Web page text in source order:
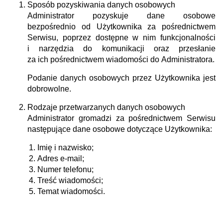
Sposób pozyskiwania danych osobowych
Administrator pozyskuje dane osobowe
bezpośrednio od Użytkownika za pośrednictwem
Serwisu, poprzez dostępne w nim funkcjonalności
i narzędzia do komunikacji oraz przesłanie
za ich pośrednictwem wiadomości do Administratora.
Podanie danych osobowych przez Użytkownika jest
dobrowolne.
Rodzaje przetwarzanych danych osobowych
Administrator gromadzi za pośrednictwem Serwisu
następujące dane osobowe dotyczące Użytkownika:
Imię i nazwisko;
Adres e-mail;
Numer telefonu;
Treść wiadomości;
Temat wiadomości.